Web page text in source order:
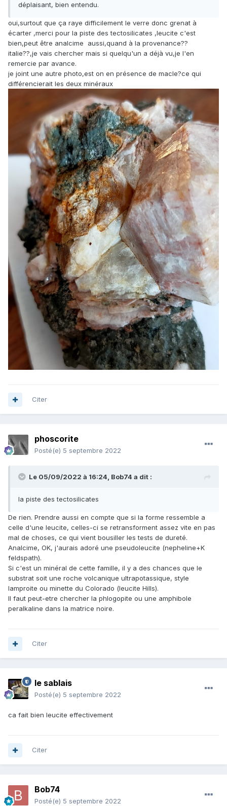
déplaisant, bien entendu.
oui,surtout que ça raye difficilement le verre donc grenat à
écarter ,merci pour la piste des tectosilicates ,leucite c'est
bien,peut être analcime aussi,quand à la provenance??
italie??,je vais chercher mais si quelqu'un a déjà vu,je l'en
remercie par avance.
je joint une autre photo,est on en présence de macle?ce qui
différencierait les deux minéraux
Citer
phoscorite
Posté(e) 5 septembre 2022
Le 05/09/2022 à 16:24, Bob74 a dit :
la piste des tectosilicates
De rien. Prendre aussi en compte que si la forme ressemble a
celle d'une leucite, celles-ci se retransforment assez vite en pas
mal de choses, ce qui vient bousiller les tests de dureté.
Analcime, OK, j'aurais adoré une pseudoleucite (nepheline+K
feldspath).
Si c'est un minéral de cette famille, il y a des chances que le
substrat soit une roche volcanique ultrapotassique, style
lamproite ou minette du Colorado (leucite Hills).
Il faut peut-etre chercher la phlogopite ou une amphibole
peralkaline dans la matrice noire.
Citer
le sablais
Posté(e) 5 septembre 2022
ca fait bien leucite effectivement
Citer
Bob74
Posté(e) 5 septembre 2022